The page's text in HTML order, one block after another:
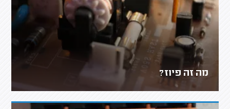
מה זה פיוז?